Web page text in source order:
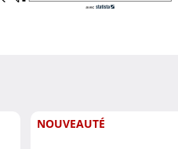
NOUVEAUTÉ